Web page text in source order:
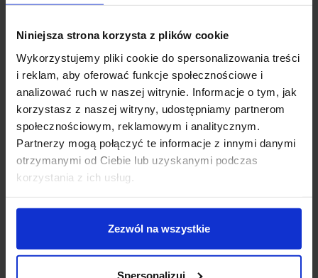
Niniejsza strona korzysta z plików cookie
Wykorzystujemy pliki cookie do spersonalizowania treści
i reklam, aby oferować funkcje społecznościowe i
analizować ruch w naszej witrynie. Informacje o tym, jak
korzystasz z naszej witryny, udostępniamy partnerom
społecznościowym, reklamowym i analitycznym.
Partnerzy mogą połączyć te informacje z innymi danymi
otrzymanymi od Ciebie lub uzyskanymi podczas
korzystania z ich usług.
Zezwól na wszystkie
Spersonalizuj
W saloniepojedyncza lampa wisząca może pełnić rolę
dekoracyjnego punktu świetlnego nad stołem, stolikiem
kawowym lub w strefie wypoczynkowej. Coraz
częściej zastępuje tradycyjny żyrandol, oferując lżejszą
formę i większą swobodę aranżacyjną. Wysokiej
jakości materiały i dopracowane detale sprawiają, że
lampa staje się integralnym elementem wystroju.
Sypialnia
lampki nocne. To rozwiązanie nie tylko funkcjonalne,
ale także bardzo nowoczesne, pozwalające
zaoszczędzić miejsce i nadać wnętrzu elegancki,
hotelowy charakter. Sprawdzają się również nad